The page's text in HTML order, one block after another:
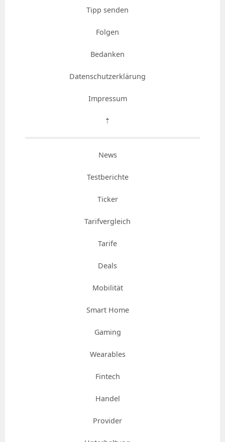
Tipp senden
Folgen
Bedanken
Datenschutzerklärung
Impressum
⇡
News
Testberichte
Ticker
Tarifvergleich
Tarife
Deals
Mobilität
Smart Home
Gaming
Wearables
Fintech
Handel
Provider